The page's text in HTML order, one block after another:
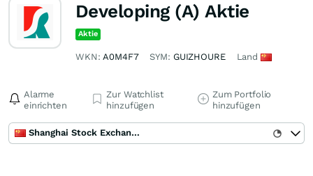
Developing (A) Aktie
Aktie
WKN:A0M4F7 SYM: GUIZHOURE Land
Alarme
einrichten
Zur Watchlist
hinzufügen
Zum Portfolio
hinzufügen
Shanghai Stock Exchange